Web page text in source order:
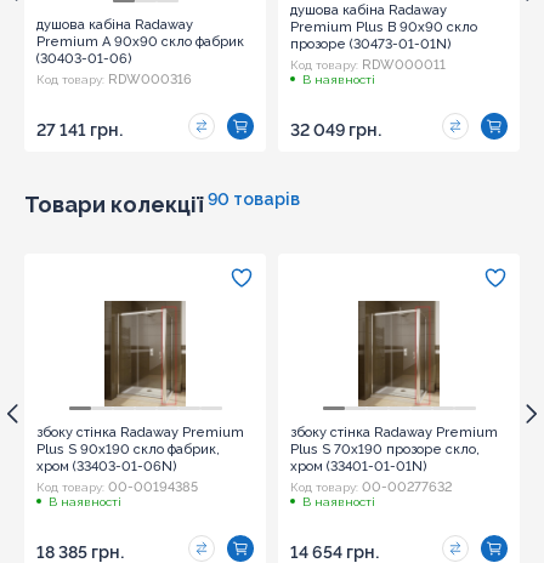
душова кабіна Radaway
Premium A 90x90 скло фабрик
(30403-01-06)
Код товару: RDW000316
27 141 грн.
душова кабіна Radaway
Premium Plus B 90x90 скло
прозоре (30473-01-01N)
Код товару: RDW000011
В наявності
32 049 грн.
Товари колекції 90 товарів
збоку стінка Radaway Premium
Plus S 90x190 скло фабрик,
хром (33403-01-06N)
Код товару: 00-00194385
В наявності
18 385 грн.
збоку стінка Radaway Premium
Plus S 70x190 прозоре скло,
хром (33401-01-01N)
Код товару: 00-00277632
В наявності
14 654 грн.